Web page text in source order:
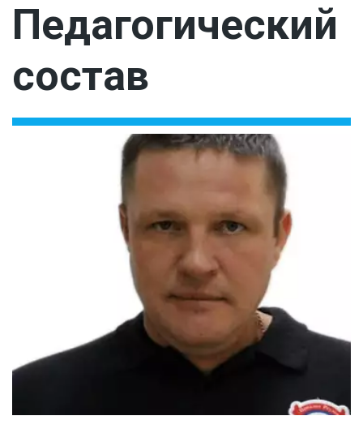
Педагогический
состав